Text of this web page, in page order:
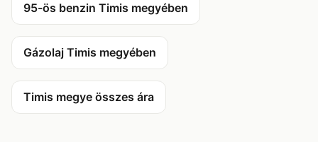
95-ös benzin Timis megyében
Gázolaj Timis megyében
Timis megye összes ára